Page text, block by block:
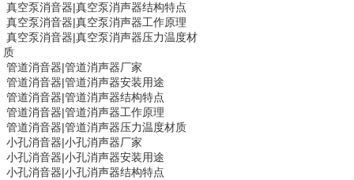
真空泵消音器|真空泵消声器结构特点
真空泵消音器|真空泵消声器工作原理
真空泵消音器|真空泵消声器压力温度材
质
管道消音器|管道消声器厂家
管道消音器|管道消声器安装用途
管道消音器|管道消声器结构特点
管道消音器|管道消声器工作原理
管道消音器|管道消声器压力温度材质
小孔消音器|小孔消声器厂家
小孔消音器|小孔消声器安装用途
小孔消音器|小孔消声器结构特点